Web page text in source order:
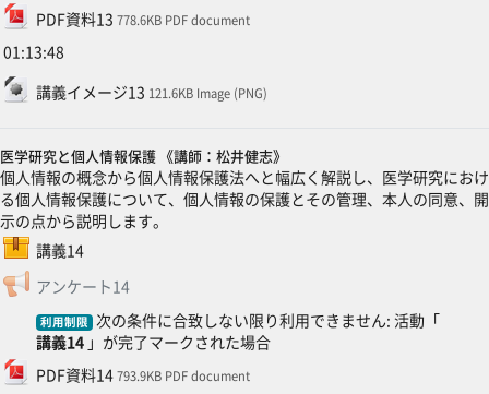
PDF資料13
ファイル778.6KB PDF document
01:13:48
講義イメージ13
ファイル121.6KB Image (PNG)
医学研究と個人情報保護 《講師：松井健志》
個人情報の概念から個人情報保護法へと幅広く解説し、医学研究におけ
る個人情報保護について、個人情報の保護とその管理、本人の同意、開
示の点から説明します。
講義14
SCORMパッケージ
アンケート14
利用制限 次の条件に合致しない限り利用できません: 活動「
講義14」が完了マークされた場合
PDF資料14
ファイル793.9KB PDF document